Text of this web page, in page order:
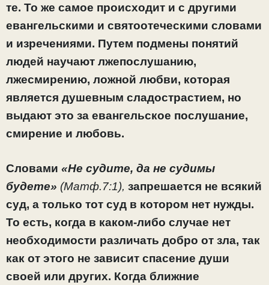
те. То же самое происходит и с другими
евангельскими и святоотеческими словами
и изречениями. Путем подмены понятий
людей научают лжепослушанию,
лжесмирению, ложной любви, которая
является душевным сладострастием, но
выдают это за евангельское послушание,
смирение и любовь.
Словами «Не судите, да не судимы
будете» (Матф.7:1), запрешается не всякий
суд, а только тот суд в котором нет нужды.
То есть, когда в каком-либо случае нет
необходимости различать добро от зла, так
как от этого не зависит спасение души
своей или других. Когда ближние